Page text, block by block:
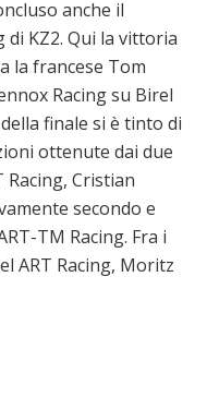
anche il
KZ2. Qui la vittoria
la francese Tom
Racing su Birel
finale si è tinto di
ottenute dai due
Racing, Cristian
secondo e
TM Racing. Fra i
ART Racing, Moritz